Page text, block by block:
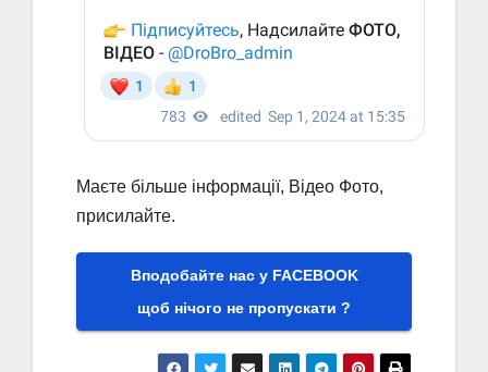
Маєте більше інформації, Відео Фото,
присилайте.
Вподобайте нас у FACEBOOK
щоб нічого не пропускати ?